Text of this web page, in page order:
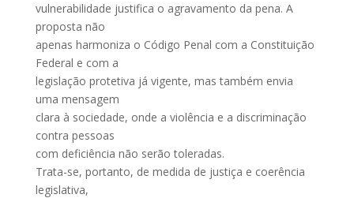
vulnerabilidade justifica o agravamento da pena. A
proposta não
apenas harmoniza o Código Penal com a Constituição
Federal e com a
legislação protetiva já vigente, mas também envia
uma mensagem
clara à sociedade, onde a violência e a discriminação
contra pessoas
com deficiência não serão toleradas.
Trata-se, portanto, de medida de justiça e coerência
legislativa,